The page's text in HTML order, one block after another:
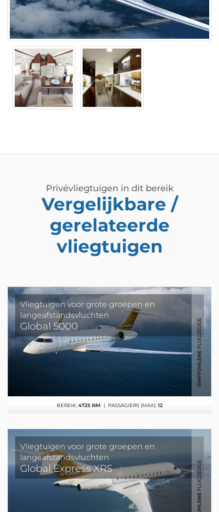
Privévliegtuigen in dit bereik
Vergelijkbare /
gerelateerde
vliegtuigen
Vliegtuigen voor grote groepen en
langeafstandsvluchten
Global 5000
BEREIK: 4725 NM | PASSAGIERS (MAX): 12
Vliegtuigen voor grote groepen en
langeafstandsvluchten
Global Express XRS